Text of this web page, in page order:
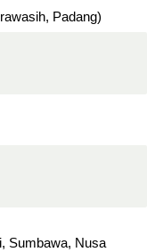
Padang)
Sumbawa, Nusa